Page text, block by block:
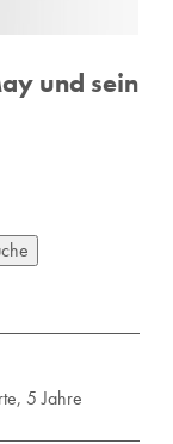
und sein
5 Jahre